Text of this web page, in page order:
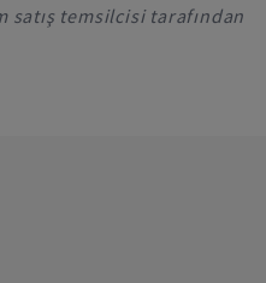
temsilcisi tarafından